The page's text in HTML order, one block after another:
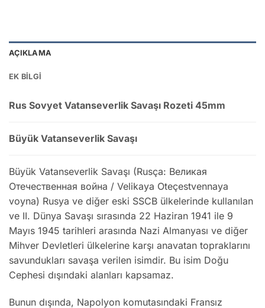
AÇIKLAMA
EK BILGI
Rus Sovyet Vatanseverlik Savaşı Rozeti 45mm
Büyük Vatanseverlik Savaşı
Büyük Vatanseverlik Savaşı (Rusça: Великая
Отечественная война / Velikaya Oteçestvennaya
voyna) Rusya ve diğer eski SSCB ülkelerinde kullanılan
ve II. Dünya Savaşı sırasında 22 Haziran 1941 ile 9
Mayıs 1945 tarihleri arasında Nazi Almanyası ve diğer
Mihver Devletleri ülkelerine karşı anavatan topraklarını
savundukları savaşa verilen isimdir. Bu isim Doğu
Cephesi dışındaki alanları kapsamaz.
Bunun dışında, Napolyon komutasındaki Fransız